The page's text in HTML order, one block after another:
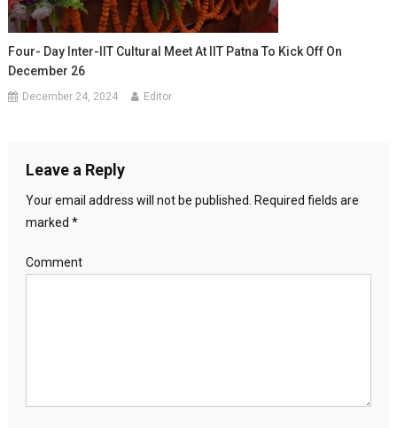
Four- Day Inter-IIT Cultural Meet At IIT Patna To Kick Off On
December 26
December 24, 2024 Editor
Leave a Reply
Your email address will not be published. Required fields are
marked *
Comment